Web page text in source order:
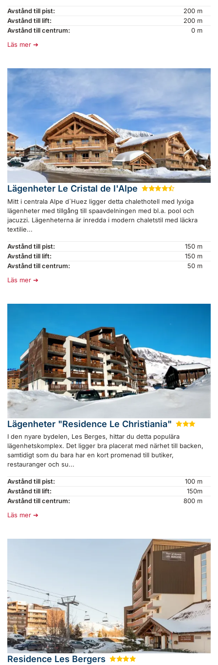
Avstånd till pist:
200 m
Avstånd till lift:
200 m
Avstånd till centrum:
0 m
Läs mer
Lägenheter Le Cristal de l'Alpe ★★★★
Mitt i centrala Alpe d´Huez ligger detta chalethotell med lyxiga
lägenheter med tillgång till spaavdelningen med bl.a. pool och
jacuzzi. Lägenheterna är inredda i modern chaletstil med läckra
textilie...
Avstånd till pist:
150 m
Avstånd till lift:
150 m
Avstånd till centrum:
50 m
Läs mer
Lägenheter "Residence Le Christiania" ★★
I den nyare bydelen, Les Berges, hittar du detta populära
lägenhetskomplex. Det ligger bra placerat med närhet till backen,
samtidigt som du bara har en kort promenad till butiker,
restauranger och su...
Avstånd till pist:
100 m
Avstånd till lift:
150m
Avstånd till centrum:
800 m
Läs mer
Residence Les Bergers ★★★